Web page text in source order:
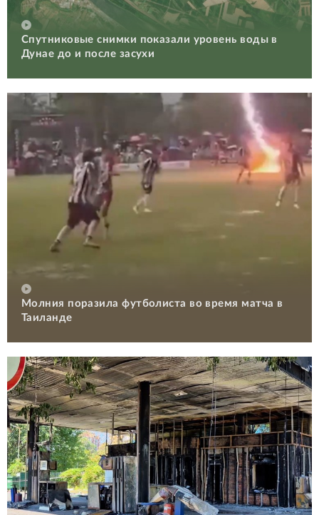
Спутниковые снимки показали уровень воды в
Дунае до и после засухи
Молния поразила футболиста во время матча в
Таиланде